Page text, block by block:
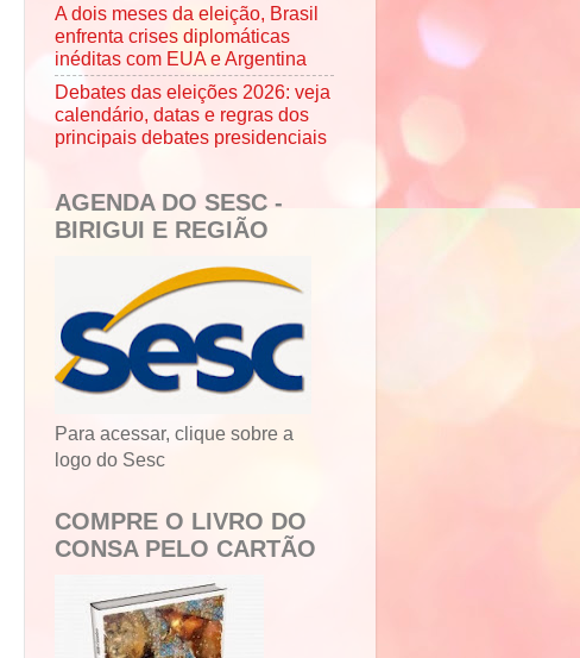
A dois meses da eleição, Brasil
enfrenta crises diplomáticas
inéditas com EUA e Argentina
Debates das eleições 2026: veja
calendário, datas e regras dos
principais debates presidenciais
AGENDA DO SESC -
BIRIGUI E REGIÃO
Para acessar, clique sobre a
logo do Sesc
COMPRE O LIVRO DO
CONSA PELO CARTÃO